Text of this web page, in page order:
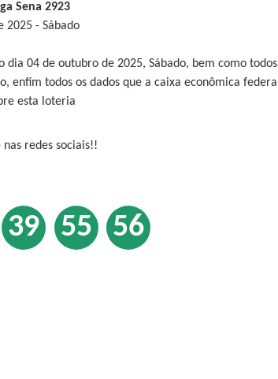
Sena 2923
2025 - Sábado
04 de outubro de 2025, Sábado, bem como todos
enfim todos os dados que a caixa econômica federal
esta loteria
redes sociais!!
39 55 56